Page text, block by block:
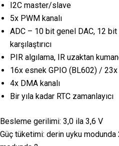
I2C master/slave
5x PWM kanalı
ADC – 10 bit genel DAC, 12
karşılaştırıcı
PIR algılama, IR uzaktan
16x esnek GPIO (BL602) /
4x DMA kanalı
Bir yıla kadar RTC zamanlayıcı
Besleme gerilimi: 3,0 ila 3,6 V
Güç tüketimi: derin uyku